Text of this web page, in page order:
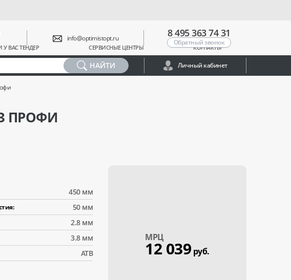
У ВАС ТЕНДЕР СЕРВИСНЫЕ ЦЕНТРЫ КОНТАКТЫ
info@optimistopt.ru 8 495 363 74 31
Обратный звонок
НАЙТИ Личный кабинет
ПРОФИ
450 мм
50 мм
2.8 мм
3.8 мм
АТВ
МPЦ
12 039 руб.